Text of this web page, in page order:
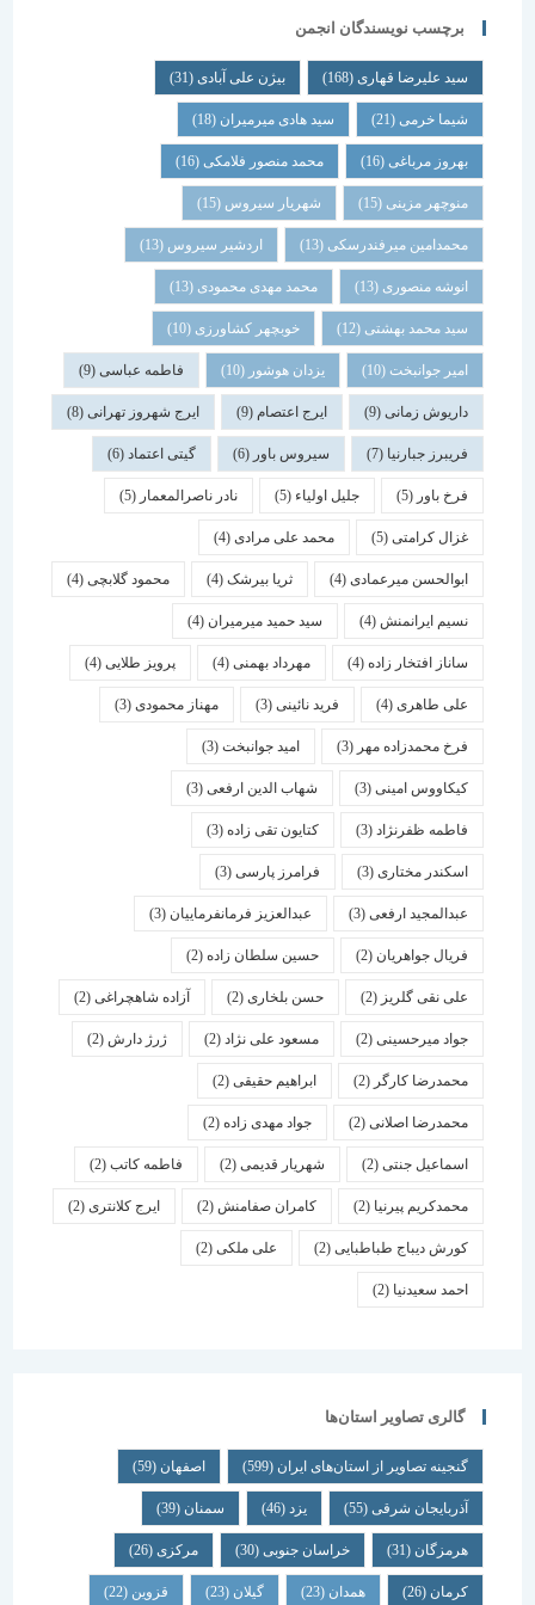
برچسب نویسندگان انجمن
سید علیرضا قهاری(168) بیژن علی آبادی(31)
شیما خرمی(21) سید هادی میرمیران(18)
بهروز مرباغی (16) محمد منصور فلامکی (16)
منوچهر مزینی(15) شهریار سیروس(15)
محمدامین میرفندرسکی(13) اردشیر سیروس(13)
انوشه منصوری(13) محمد مهدی محمودی(13)
سید محمد بهشتی(12) خوبچهر کشاورزی(10)
امیر جوانبخت(10) یزدان هوشور(10) فاطمه عباسی(9)
داریوش زمانی(9) ایرج اعتصام(9) ایرج شهروز تهرانی(8)
فریبرز جبارنیا(7) سیروس باور(6) گیتی اعتماد(6)
فرخ باور(5) جلیل اولیاء(5) نادر ناصرالمعمار (5)
غزال کرامتی(5) محمد علی مرادی(4)
ابوالحسن میرعمادی(4) ثریا بیرشک(4) محمود گلابچی(4)
نسیم ایرانمنش(4) سید حمید میرمیران(4)
ساناز افتخار زاده(4) مهرداد بهمنی (4) پرویز طلایی(4)
علی طاهری(4) فرید نائینی(3) مهناز محمودی(3)
فرخ محمدزاده مهر(3) امید جوانبخت(3)
کیکاووس امینی(3) شهاب الدین ارفعی(3)
فاطمه ظفرنژاد(3) کتایون تقی زاده(3)
اسكندر مختاری (3) فرامرز پارسی(3)
عبدالمجید ارفعی(3) عبدالعزیز فرمانفرماییان(3)
فریال جواهریان(2) حسین سلطان زاده(2)
علی نقی گلریز(2) حسن بلخاری(2) آزاده شاهچراغی(2)
جواد میرحسینی(2) مسعود علی نژاد(2) ژرژ دارش (2)
محمدرضا کارگر(2) ابراهیم حقیقی(2)
محمدرضا اصلانی(2) جواد مهدی زاده(2)
اسماعیل جنتی(2) شهریار قدیمی(2) فاطمه کاتب(2)
محمدکریم پیرنیا (2) کامران صفامنش(2) ایرج کلانتری (2)
کورش دیباج طباطبایی(2) علی ملکی(2)
احمد سعیدنیا (2)
گالری تصاویر استان‌ها
گنجینه تصاویر از استان‌های ایران(599) اصفهان (59)
آذربایجان شرقی(55) یزد سمنان (39)
هرمزگان(31) خراسان جنوبی(30) مرکزی (26)
همدان گیلان قزوین